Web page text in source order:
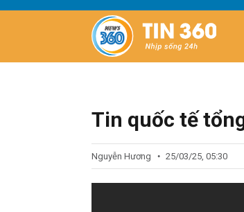
Tin quốc tế
Nguyễn Hương 25/03/25, 05:30